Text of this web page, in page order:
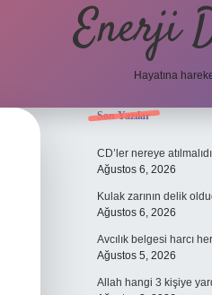
Enerji
Hayatına
Sidebar
Son Yazılar
CD’ler nereye
Ağustos 6, 2026
Kulak zarının delik
Ağustos 6, 2026
Avcılık belgesi harcı
Ağustos 5, 2026
Allah hangi 3 kişiye